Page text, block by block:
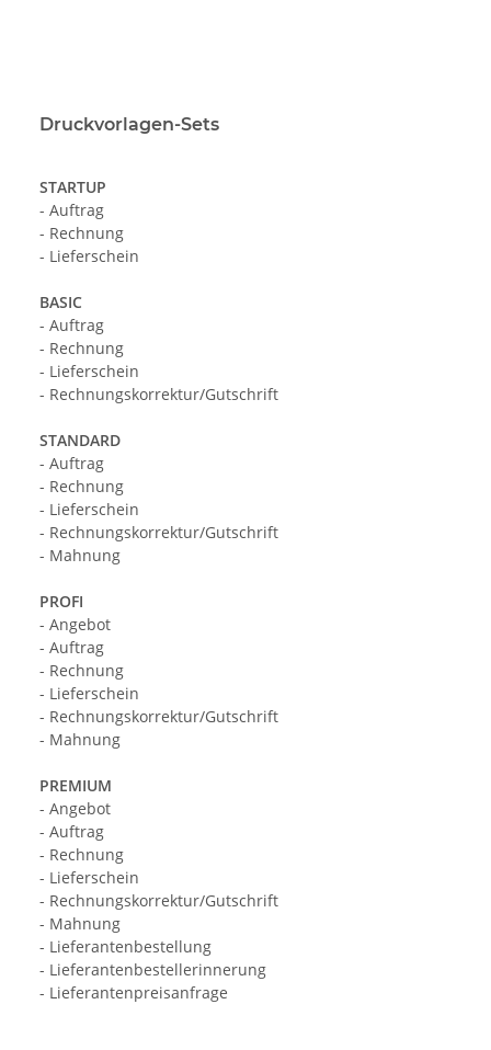
Druckvorlagen-Sets
STARTUP
- Auftrag
- Rechnung
- Lieferschein
BASIC
- Auftrag
- Rechnung
- Lieferschein
- Rechnungskorrektur/Gutschrift
STANDARD
- Auftrag
- Rechnung
- Lieferschein
- Rechnungskorrektur/Gutschrift
- Mahnung
PROFI
- Angebot
- Auftrag
- Rechnung
- Lieferschein
- Rechnungskorrektur/Gutschrift
- Mahnung
PREMIUM
- Angebot
- Auftrag
- Rechnung
- Lieferschein
- Rechnungskorrektur/Gutschrift
- Mahnung
- Lieferantenbestellung
- Lieferantenbestellerinnerung
- Lieferantenpreisanfrage